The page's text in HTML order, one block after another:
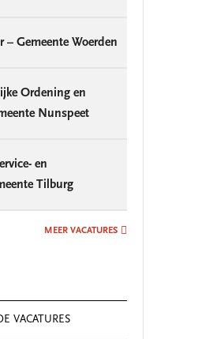
Gemeente Woerden
Ordening en
Nunspeet
en
Tilburg
MEER VACATURES
VACATURES